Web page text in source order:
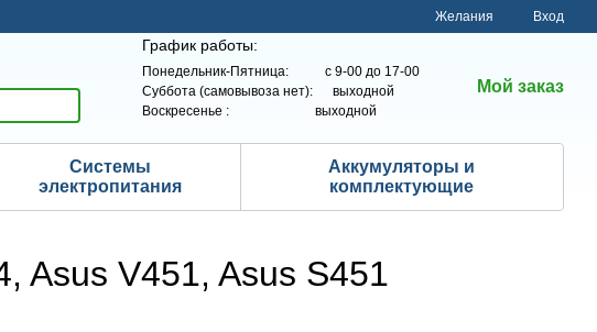
Желания Вход
График работы:
Понедельник-Пятница: с 9-00 до 17-00
Суббота (самовывоза нет): выходной
Воскресенье : выходной
Мой заказ
Системы
электропитания
Аккумуляторы и
комплектующие
Asus V451, Asus S451